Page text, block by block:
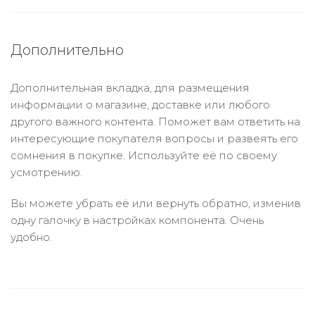
Дополнительно
Дополнительная вкладка, для размещения
информации о магазине, доставке или любого
другого важного контента. Поможет вам ответить на
интересующие покупателя вопросы и развеять его
сомнения в покупке. Используйте её по своему
усмотрению.
Вы можете убрать её или вернуть обратно, изменив
одну галочку в настройках компонента. Очень
удобно.